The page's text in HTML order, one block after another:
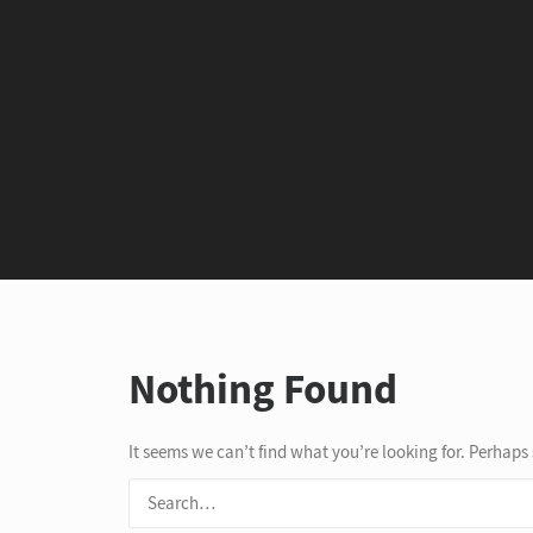
Nothing Found
It seems we can’t find what you’re looking for.